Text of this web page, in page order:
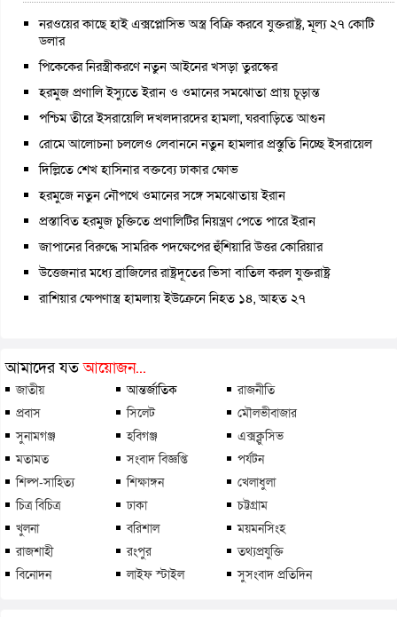
নরওয়ের কাছে হাই এক্সপ্লোসিভ অস্ত্র বিক্রি করবে যুক্তরাষ্ট্র, মূল্য ২৭ কোটি
ডলার
পিকেকের নিরস্ত্রীকরণে নতুন আইনের খসড়া তুরস্কের
হরমুজ প্রণালি ইস্যুতে ইরান ও ওমানের সমঝোতা প্রায় চূড়ান্ত
পশ্চিম তীরে ইসরায়েলি দখলদারদের হামলা, ঘরবাড়িতে আগুন
রোমে আলোচনা চললেও লেবাননে নতুন হামলার প্রস্তুতি নিচ্ছে ইসরায়েল
দিল্লিতে শেখ হাসিনার বক্তব্যে ঢাকার ক্ষোভ
হরমুজে নতুন নৌপথে ওমানের সঙ্গে সমঝোতায় ইরান
প্রস্তাবিত হরমুজ চুক্তিতে প্রণালিটির নিয়ন্ত্রণ পেতে পারে ইরান
জাপানের বিরুদ্ধে সামরিক পদক্ষেপের হুঁশিয়ারি উত্তর কোরিয়ার
উত্তেজনার মধ্যে ব্রাজিলের রাষ্ট্রদূতের ভিসা বাতিল করল যুক্তরাষ্ট্র
রাশিয়ার ক্ষেপণাস্ত্র হামলায় ইউক্রেনে নিহত ১৪, আহত ২৭
আমাদের যতআয়োজন...
জাতীয় আন্তর্জাতিক
রাজনীতি
প্রবাস
সিলেট
মৌলভীবাজার
সুনামগঞ্জ
হবিগঞ্জ
এক্সক্লুসিভ
মতামত
সংবাদ বিজ্ঞপ্তি
পর্যটন
শিল্প-সাহিত্য
শিক্ষাঙ্গন
খেলাধুলা
চিত্র বিচিত্র
ঢাকা
চট্টগ্রাম
খুলনা
বরিশাল
ময়মনসিংহ
রাজশাহী
রংপুর
তথ্যপ্রযুক্তি
বিনোদন
লাইফ স্টাইল সুসংবাদ প্রতিদিন